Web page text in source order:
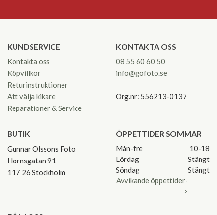
KUNDSERVICE
Kontakta oss
Köpvillkor
Returinstruktioner
Att välja kikare
Reparationer & Service
KONTAKTA OSS
08 55 60 60 50
info@gofoto.se
Org.nr: 556213-0137
BUTIK
Gunnar Olssons Foto
Hornsgatan 91
117 26 Stockholm
ÖPPETTIDER SOMMAR
Mån-fre
10-18
Lördag
Stängt
Söndag
Stängt
Avvikande öppettider-
>